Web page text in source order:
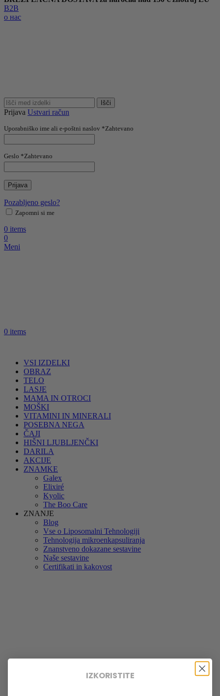
B2B
о нас
Išči
Prijava Ustvari račun
Uporabniško ime ali e-poštni naslov *Zahtevano
Geslo *Zahtevano
Prijava
Pozabljeno geslo?
Zapomni si me
0 items
0
Meni
0 items
VSI IZDELKI
OBRAZ
TELO
LASJE
MAMA IN OTROCI
MOŠKI
VITAMINI IN MINERALI
POSEBNA NEGA
ČAJI
HIŠNI LJUBLJENČKI
DARILA
AKCIJE
ZNAMKE
Galex
Elixiré
Kyolic
The Boo Care
ZNANJE
Blog
Vse o Liposomalni Tehnologiji
Tehnologija mikroenkapsuliranja
Znanstveno dokazane sestavine
Naše sestavine
Certifikati in kakovost
IZKORISTITE